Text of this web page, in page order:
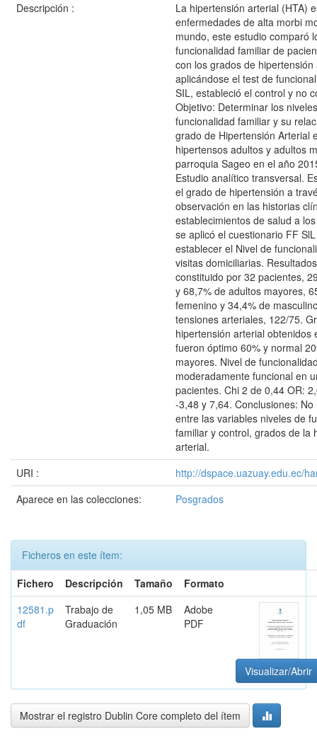
Descripción :
La hipertensión arterial (HTA)
enfermedades de alta morbi
mundo, este estudio comparó
funcionalidad familiar de
con los grados de hipertensión
aplicándose el test de
SIL, estableció el control y no
Objetivo: Determinar los
funcionalidad familiar y su
grado de Hipertensión Arterial
hipertensos adultos y adultos
parroquia Sageo en el año
Estudio analítico transversal.
el grado de hipertensión a
observación en las historias
establecimientos de salud a
se aplicó el cuestionario FF
establecer el Nivel de
visitas domiciliarias.
constituido por 32 pacientes,
y 68,7% de adultos mayores,
femenino y 34,4% de
tensiones arteriales, 122/75.
hipertensión arterial obtenidos
fueron óptimo 60% y normal
mayores. Nivel de
moderadamente funcional en
pacientes. Chi 2 de 0,44 OR:
-3,48 y 7,64. Conclusiones:
entre las variables niveles de
familiar y control, grados de la
arterial.
URI :
http://dspace.uazuay.edu.ec/
Aparece en las colecciones:
Posgrados
Ficheros en este ítem:
Fichero
Descripción Tamaño
Formato
12581.p
df
Trabajo de
Graduación
1,05 MB
Adobe
PDF
Visualizar/Abrir
Mostrar el registro Dublin Core completo del ítem